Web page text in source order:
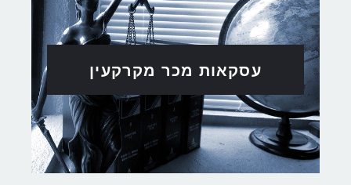
עסקאות מכר מקרקעין